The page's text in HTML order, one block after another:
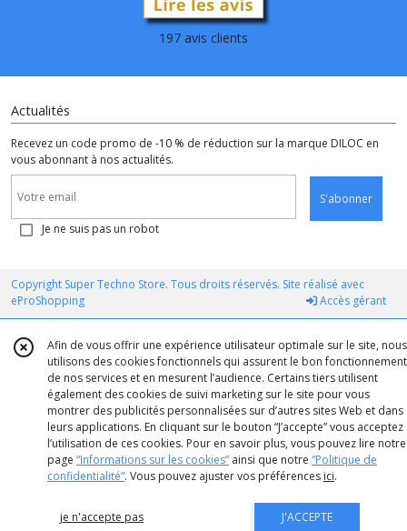
197 avis clients
Actualités
Recevez un code promo de -10 % de réduction sur la marque DILOC en
vous abonnant à nos actualités.
S'abonner
Je ne suis pas un robot
Copyright Super Techno Store. Tous droits réservés. Site réalisé avec
eProShopping
Accès gérant
Afin de vous offrir une expérience utilisateur optimale sur le site, nous
utilisons des cookies fonctionnels qui assurent le bon fonctionnement
de nos services et en mesurent l’audience. Certains tiers utilisent
également des cookies de suivi marketing sur le site pour vous
montrer des publicités personnalisées sur d’autres sites Web et dans
leurs applications. En cliquant sur le bouton “J’accepte” vous acceptez
l’utilisation de ces cookies. Pour en savoir plus, vous pouvez lire notre
page “Informations sur les cookies” ainsi que notre “Politique de
confidentialité“. Vous pouvez ajuster vos préférences ici.
je n'accepte pas J'ACCEPTE